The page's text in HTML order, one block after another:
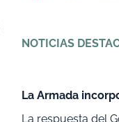
NOTICIAS
La Armada
La respuesta del